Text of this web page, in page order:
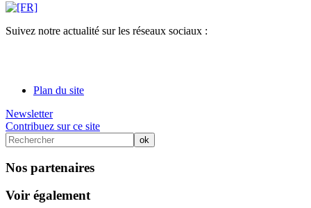
Suivez notre actualité sur les réseaux sociaux :
Plan du site
Newsletter
Contribuez sur ce site
Nos partenaires
Voir également